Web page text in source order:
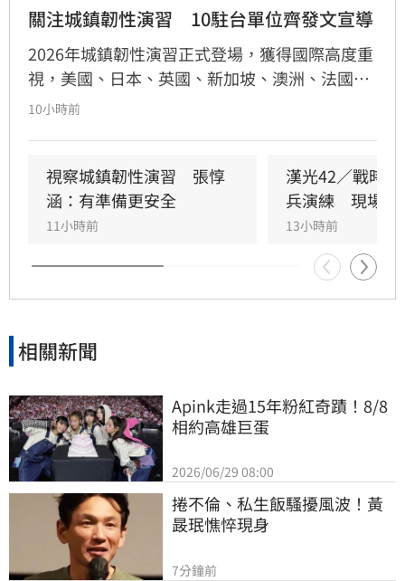
關注城鎮韌性演習　10駐台單位齊發文宣導
2026年城鎮韌性演習正式登場，獲得國際高度重
視，美國、日本、英國、新加坡、澳洲、法國、
荷蘭、紐西蘭、捷克及歐盟等10個駐台單位，近
疏散避難及行動網路降速等措施。國安會副秘書
長林飛帆表示，謝謝這些理念相近國家的關心和
支持。自助人助，「在許多朋友關心我們安全的
同時，我們也要為自己的安全多做一分準備。」
10小時前
視察城鎮韌性演習　張惇
涵：有準備更安全
11小時前
漢光42／戰時
兵演練　現場曝
13小時前
相關新聞
Apink走過15年粉紅奇蹟！8/8
相約高雄巨蛋
2026/06/29 08:00
捲不倫、私生飯騷擾風波！黃
晸珉憔悴現身
7分鐘前